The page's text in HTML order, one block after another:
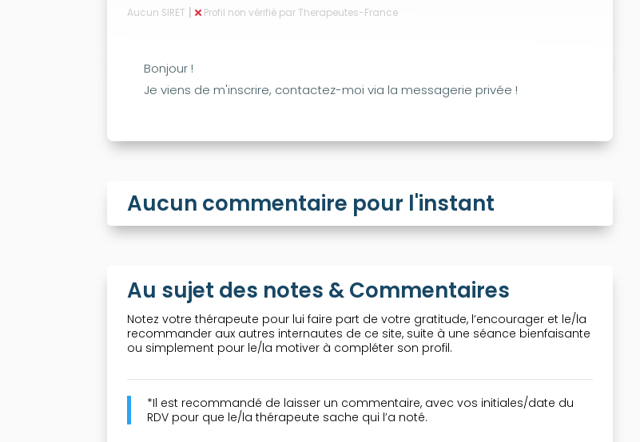
Aucun SIRET | Profil non vérifié par Therapeutes-France
Bonjour !
Je viens de m'inscrire, contactez-moi via la messagerie privée !
Aucun commentaire pour l'instant
Au sujet des notes & Commentaires
Notez votre thérapeute pour lui faire part de votre gratitude, l’encourager et le/la
recommander aux autres internautes de ce site, suite à une séance bienfaisante
ou simplement pour le/la motiver à compléter son profil.
*Il est recommandé de laisser un commentaire, avec vos initiales/date du
RDV pour que le/la thérapeute sache qui l’a noté.